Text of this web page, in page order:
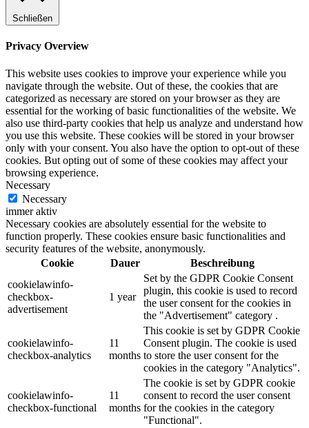
Schließen
Privacy Overview
This website uses cookies to improve your experience while you
navigate through the website. Out of these, the cookies that are
categorized as necessary are stored on your browser as they are
essential for the working of basic functionalities of the website. We
also use third-party cookies that help us analyze and understand how
you use this website. These cookies will be stored in your browser
only with your consent. You also have the option to opt-out of these
cookies. But opting out of some of these cookies may affect your
browsing experience.
Necessary
Necessary
immer aktiv
Necessary cookies are absolutely essential for the website to
function properly. These cookies ensure basic functionalities and
security features of the website, anonymously.
Cookie
Dauer
Beschreibung
cookielawinfo-
checkbox-
advertisement
1 year
Set by the GDPR Cookie Consent
plugin, this cookie is used to record
the user consent for the cookies in
the "Advertisement" category .
cookielawinfo-
checkbox-analytics
11
months
This cookie is set by GDPR Cookie
Consent plugin. The cookie is used
to store the user consent for the
cookies in the category "Analytics".
cookielawinfo-
checkbox-functional
11
months
The cookie is set by GDPR cookie
consent to record the user consent
for the cookies in the category
"Functional".